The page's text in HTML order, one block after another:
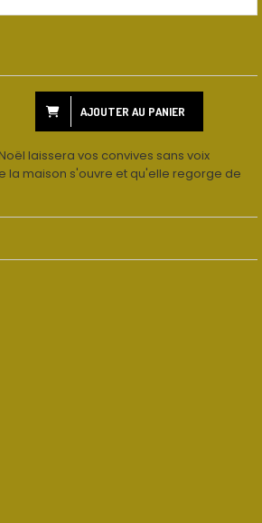
AJOUTER AU PANIER
laissera vos convives sans voix
la maison s'ouvre et qu'elle regorge de